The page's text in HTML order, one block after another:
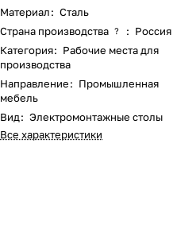
Материал: Сталь
Страна производства ? : Россия
Категория: Рабочие места для
производства
Направление: Промышленная
мебель
Вид: Электромонтажные столы
Все характеристики